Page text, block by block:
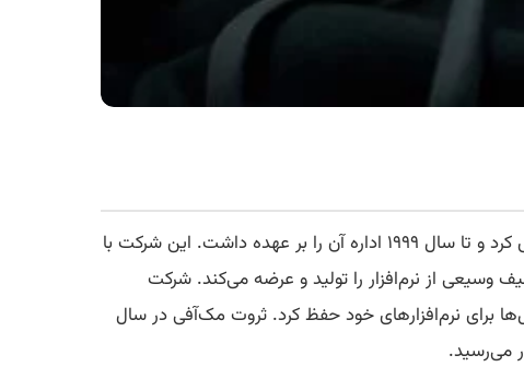
جان مک‌آفی، برنامه‌نویس کامپیوتر و تاجر انگلیسی-آمریکایی است که در سال ۱۹۸۷ شرکت مک‌آفی اسوشیتس را تأسیس کرد و تا سال ۱۹۹۹ اداره آن را بر عهده داشت. این شرکت با
وسیعی از نرم‌افزار را تولید و عرضه می‌کند. شرکت
را سال‌ها برای نرم‌افزارهای خود حفظ کرد. ثروت مک‌آفی در سال